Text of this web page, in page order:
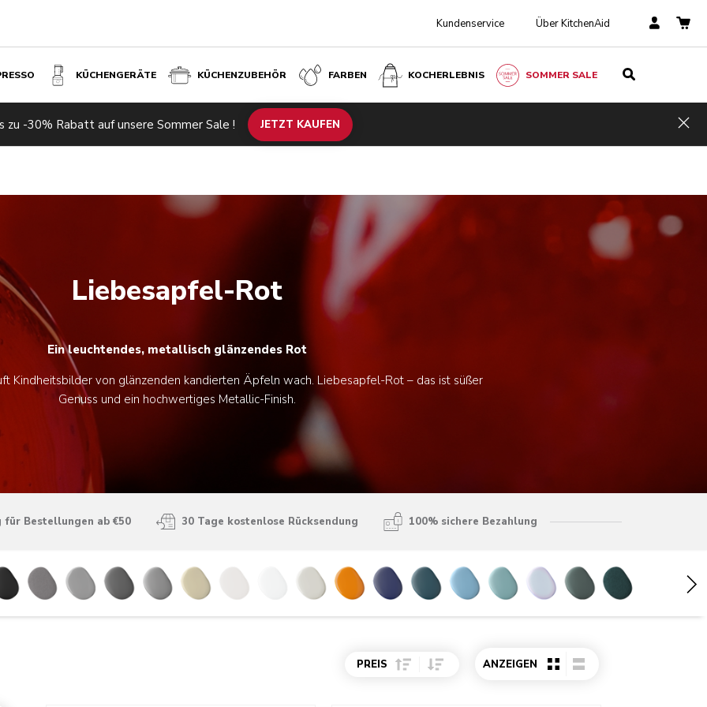
Kundenservice Über KitchenAid
KÜCHENGERÄTE KÜCHENZUBEHÖR FARBEN KOCHERLEBNIS SOMMER SALE
zu -30% Rabatt auf unsere Sommer Sale ! JETZT KAUFEN
Liebesapfel-Rot
Ein leuchtendes, metallisch glänzendes Rot
Kindheitsbilder von glänzenden kandierten Äpfeln wach. Liebesapfel-Rot – das ist süßer
Genuss und ein hochwertiges Metallic-Finish.
Bestellungen ab €50 30 Tage kostenlose Rücksendung 100% sichere Bezahlung
PREIS Sort Price ascending
Sort Price descending
ANZEIGEN